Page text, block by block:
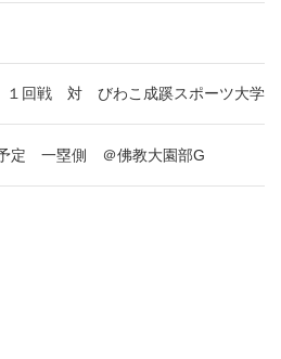
回戦 対 びわこ成蹊スポーツ大学
定 一塁側 ＠佛教大園部G